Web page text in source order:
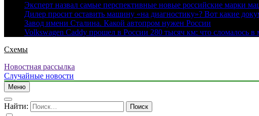
Эксперт назвал самые перспективные новые российские марки
Дилер просит оставить машину «на диагностику»? Вот какие
Завод имени Сталина. Какой автопром нужен России
Volkswagen Caddy прошел в России 280 тысяч км: что сломалось
Схемы
Новостная рассылка
Случайные новости
Меню
Найти: